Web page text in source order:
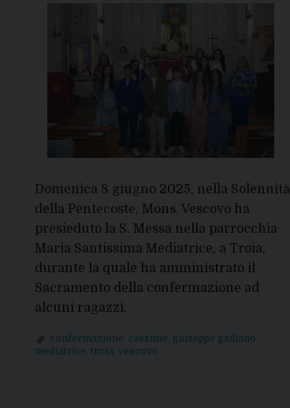
Domenica 8 giugno 2025, nella Solennità
della Pentecoste, Mons. Vescovo ha
presieduto la S. Messa nella parrocchia
Maria Santissima Mediatrice, a Troia,
durante la quale ha amministrato il
Sacramento della confermazione ad
alcuni ragazzi.
confermazione cresime giuseppe giuliano
mediatrice troia vescovo